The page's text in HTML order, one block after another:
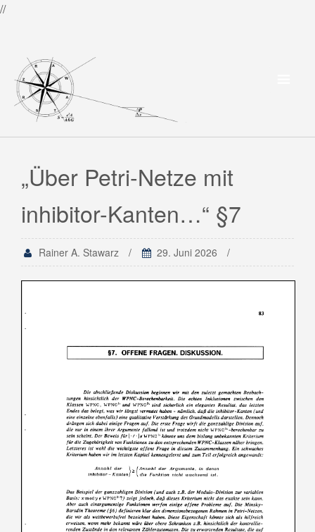
//
„Über Petri-Netze mit
inhibitor-Kanten…“ §7
Rainer A. Stawarz 29. Juni 2026